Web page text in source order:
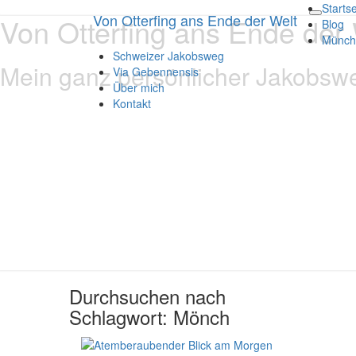
Toggle
Von Otterfing ans Ende der Welt
Blog
Schweizer Jakobsweg
Via Gebennensis
Über mich
Kontakt
Von Otterfing ans Ende der
Mein ganz persönlicher
Durchsuchen nach
Schlagwort: Mönch